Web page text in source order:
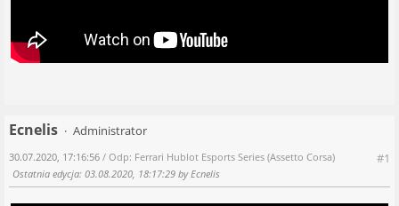
Ecnelis
Administrator
#1
30.07.2020, 17:16:56 / Odp: Ferrari Hublot Esports Series (Assetto Corsa)
Ostatnia edycja: 03.08.2020, 18:17:29 by Ecnelis